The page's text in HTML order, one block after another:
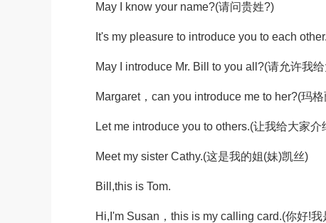
May I know your name?(请问贵姓?)
It's my pleasure to introduce you to each
May I introduce Mr. Bill to you all?(请允许我
Margaret，can you introduce me to her?(玛
Let me introduce you to others.(让我给大家介
Meet my sister Cathy.(这是我的姐(妹)凯丝)
Bill,this is Tom.
Hi,I'm Susan，this is my calling card.(你好!